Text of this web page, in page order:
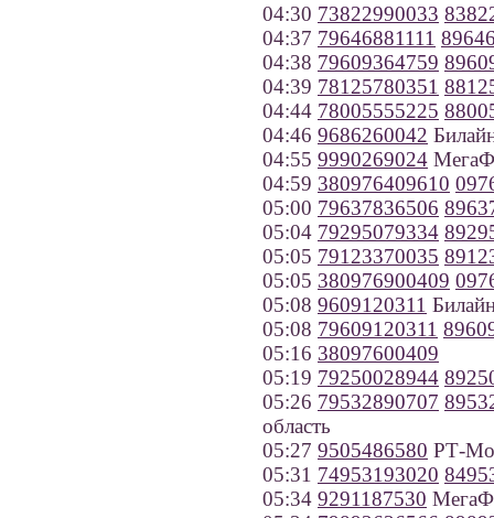
04:30 73822990033
04:37 79646881111
04:38 79609364759
04:39 78125780351
04:44 78005555225
04:46 9686260042
04:55 9990269024
04:59 380976409610
05:00 79637836506
05:04 79295079334
05:05 79123370035
05:05 380976900409
05:08 9609120311
05:08 79609120311
05:16 38097600409
05:19 79250028944
05:26 79532890707
область
05:27 9505486580 РТ-
05:31 74953193020
05:34 9291187530